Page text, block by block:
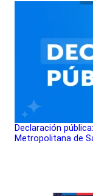
Declaración
Metropolitana de